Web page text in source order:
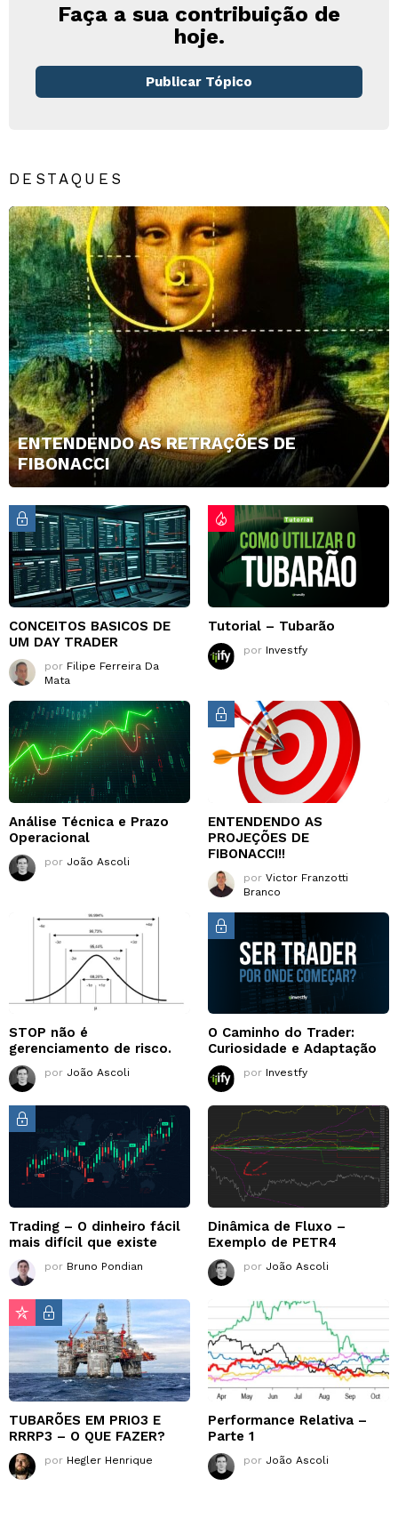
Faça a sua contribuição de
hoje.
Publicar Tópico
DESTAQUES
ENTENDENDO AS RETRAÇÕES DE
FIBONACCI
CONCEITOS BASICOS DE
UM DAY TRADER
por Filipe Ferreira Da
Mata
Tutorial – Tubarão
por Investfy
Análise Técnica e Prazo
Operacional
por João Ascoli
ENTENDENDO AS
PROJEÇÕES DE
FIBONACCI!!
por Victor Franzotti
Branco
STOP não é
gerenciamento de risco.
por João Ascoli
O Caminho do Trader:
Curiosidade e Adaptação
por Investfy
Trading – O dinheiro fácil
mais difícil que existe
por Bruno Pondian
Dinâmica de Fluxo –
Exemplo de PETR4
por João Ascoli
TUBARÕES EM PRIO3 E
RRRP3 – O QUE FAZER?
por Hegler Henrique
Performance Relativa –
Parte 1
por João Ascoli